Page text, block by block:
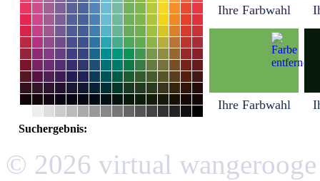
Ihre Farbwahl
Ihre Farbwahl
Suchergebnis:
© 2026 virtual wangerooge